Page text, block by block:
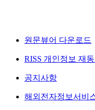
원문뷰어 다운로드
RISS 개인정보 재동
공지사항
해외전자정보서비